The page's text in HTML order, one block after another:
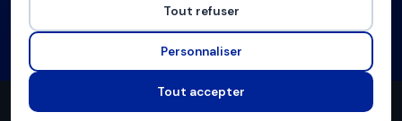
Liste d'extrême-gauche
0propositions0thèmes couverts9candidats en lice
Tout refuser
Personnaliser
Tout accepter